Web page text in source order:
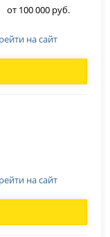
от 100 000 руб.
на сайт
на сайт